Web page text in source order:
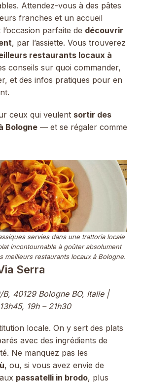
Attendez-vous à des pâtes
franches et un accueil
l’occasion parfaite de découvrir
, par l’assiette. Vous trouverez
restaurants locaux à
conseils sur quoi commander,
et des infos pratiques pour en
ceux qui veulent sortir des
Bologne — et se régaler comme
servies dans une trattoria locale
incontournable à goûter absolument
meilleurs restaurants locaux à Bologne.
Serra
40129 Bologne BO, Italie |
19h – 21h30
locale. On y sert des plats
avec des ingrédients de
Ne manquez pas les
, ou, si vous avez envie de
passatelli in brodo, plus